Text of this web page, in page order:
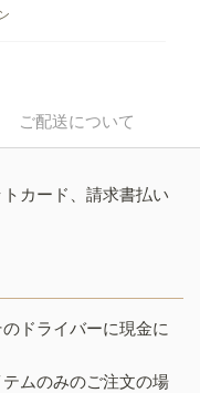
ご配送について
カード、請求書払い
ドライバーに現金に
ムのみのご注文の場